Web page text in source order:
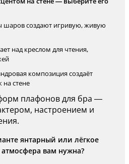
создают игривую, живую
над креслом для чтения,
композиция создаёт
на стене
плафонов для бра —
настроением и
янтарный или лёгкое
атмосфера вам нужна?